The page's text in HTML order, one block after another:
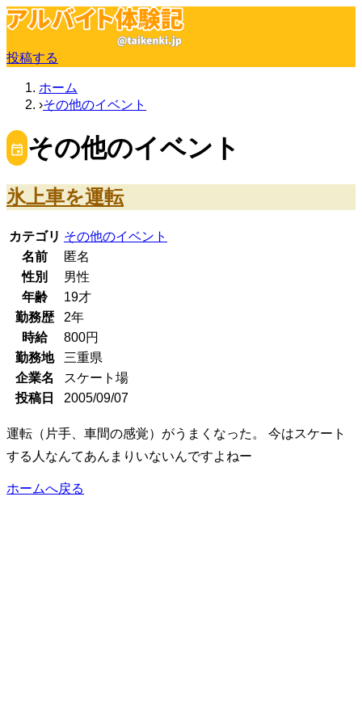
投稿する
ホーム
その他のイベント
その他のイベント
氷上車を運転
カテゴリ その他のイベント
名前
匿名
性別
男性
年齢
19才
勤務歴
2年
時給
800円
勤務地
三重県
企業名
スケート場
投稿日
2005/09/07
運転（片手、車間の感覚）がうまくなった。 今はスケート
する人なんてあんまりいないんですよねー
ホームへ戻る